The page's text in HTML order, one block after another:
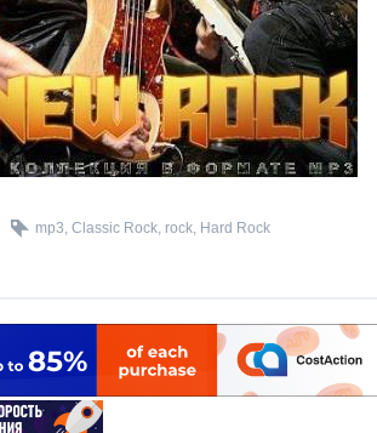
mp3, Classic Rock, rock, Hard Rock